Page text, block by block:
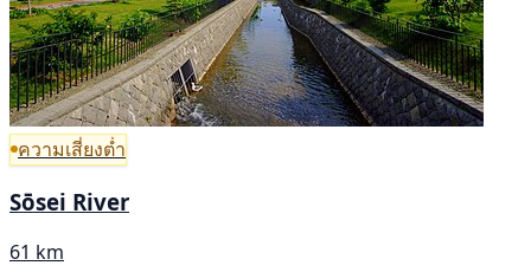
ความเสี่ยงต่ำ
Sōsei River
61 km